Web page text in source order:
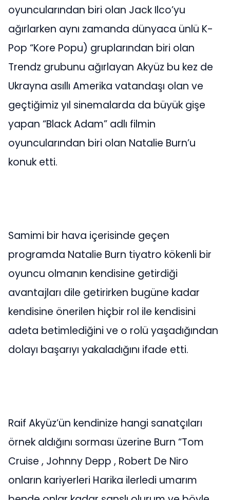
oyuncularından biri olan Jack Ilco’yu
ağırlarken aynı zamanda dünyaca ünlü K-
Pop “Kore Popu) gruplarından biri olan
Trendz grubunu ağırlayan Akyüz bu kez de
Ukrayna asıllı Amerika vatandaşı olan ve
geçtiğimiz yıl sinemalarda da büyük gişe
yapan “Black Adam” adlı filmin
oyuncularından biri olan Natalie Burn’u
konuk etti.
Samimi bir hava içerisinde geçen
programda Natalie Burn tiyatro kökenli bir
oyuncu olmanın kendisine getirdiği
avantajları dile getirirken bugüne kadar
kendisine önerilen hiçbir rol ile kendisini
adeta betimlediğini ve o rolü yaşadığından
dolayı başarıyı yakaladığını ifade etti.
Raif Akyüz’ün kendinize hangi sanatçıları
örnek aldığını sorması üzerine Burn “Tom
Cruise , Johnny Depp , Robert De Niro
onların kariyerleri Harika ilerledi umarım